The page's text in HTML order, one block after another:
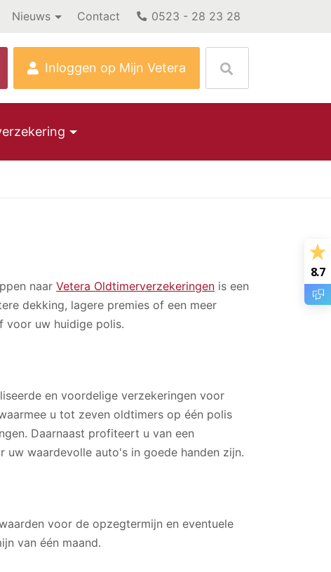
Nieuws Contact 0523 - 28 23 28
Inloggen op Mijn Vetera
naar Vetera Oldtimerverzekeringen is een
dekking, lagere premies of een meer
voor uw huidige polis.
en voordelige verzekeringen voor
u tot zeven oldtimers op één polis
Daarnaast profiteert u van een
waardevolle auto's in goede handen zijn.
voor de opzegtermijn en eventuele
van één maand.
8.7